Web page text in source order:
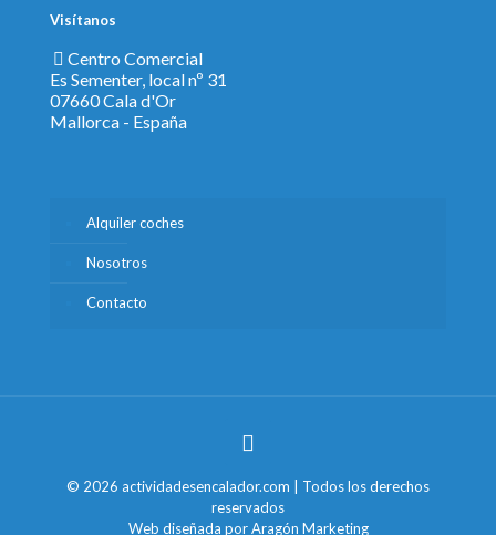
Visítanos
Centro Comercial
Es Sementer, local nº 31
07660 Cala d'Or
Mallorca - España
Alquiler coches
Nosotros
Contacto
© 2026 actividadesencalador.com | Todos los derechos
reservados
Web diseñada porAragón Marketing